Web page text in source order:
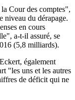
Cour des comptes",
niveau du dérapage.
en cours
a-t-il assuré, se
(5,8 milliards).
également
"les uns et les autres
de déficit qui ne